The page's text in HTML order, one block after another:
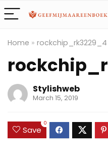
Home » rockchip_rk3229_4
Stylishweb
March 15, 2019
Save
0